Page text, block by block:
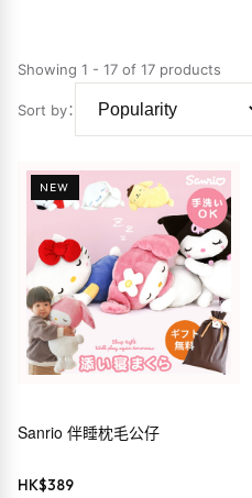
Showing 1 - 17 of 17 products
Sort by：
NEW
Sanrio 伴睡枕毛公仔
HK$389